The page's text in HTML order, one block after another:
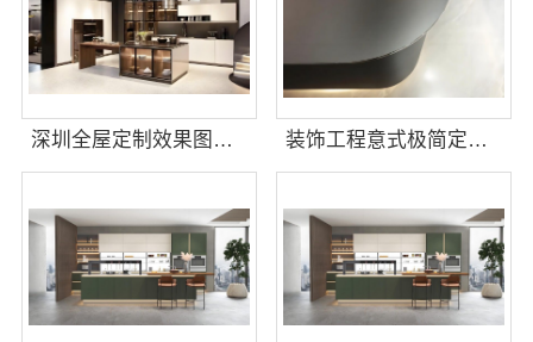
深圳全屋定制效果图，华居不锈钢演绎 装饰工程意式极简定制厂家，华居不锈钢